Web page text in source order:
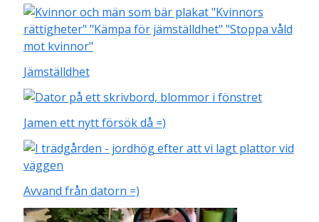
Jämställdhet
Jamen ett nytt försök då =)
Avvand från datorn =)